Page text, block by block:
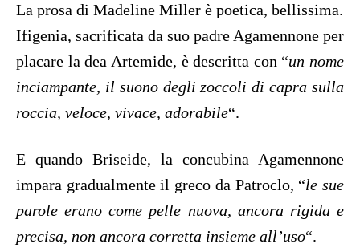
La prosa di Madeline Miller è poetica, bellissima.
Ifigenia, sacrificata da suo padre Agamennone per
placare la dea Artemide, è descritta con “un nome
inciampante, il suono degli zoccoli di capra sulla
roccia, veloce, vivace, adorabile“.
E quando Briseide, la concubina Agamennone
impara gradualmente il greco da Patroclo, “le sue
parole erano come pelle nuova, ancora rigida e
precisa, non ancora corretta insieme all’uso“.